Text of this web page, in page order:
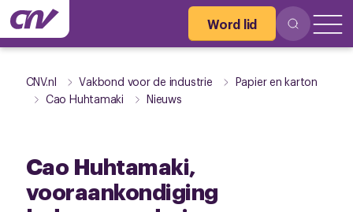
Word lid
CNV.nl Vakbond voor de industrie
Papier en karton
Cao Huhtamaki
Nieuws
Cao Huhtamaki,
vooraankondiging